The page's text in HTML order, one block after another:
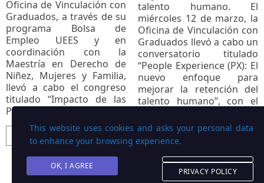
Oficina de Vinculación con
Graduados, a través de su
programa Bolsa de
Empleo UEES y en
coordinación con la
Maestría en Derecho de
Niñez, Mujeres y Familia,
llevó a cabo el congreso
titulado “Impacto de las
Políticas Migratorias […]
talento humano. El
miércoles 12 de marzo, la
Oficina de Vinculación con
Graduados llevó a cabo un
conversatorio titulado
“People Experience (PX): El
nuevo enfoque para
mejorar la retención del
talento humano”, con el
estrategias que
fortalezcan la fidelización
de los […]
This website uses cookies and asks your personal data
to enhance your browsing experience.
OK, I AGREE
PRIVACY POLICY